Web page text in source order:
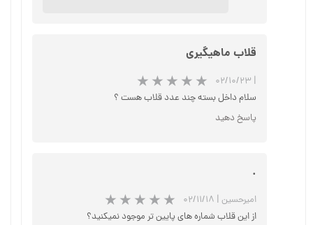
قلاب ماهیگیری
| ۰۲/۱۰/۲۳
سلام داخل بسته چند عدد قلاب هست ؟
پاسخ دهید
.
امیرحسین | ۰۲/۱۱/۱۸
از این قلاب شماره های پایین تر موجود نمیکنید؟